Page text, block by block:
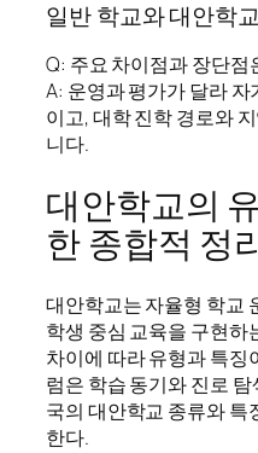
일반 학교와 대안학
Q: 주요 차이점과 장단점
A: 운영과 평가가 달라
이고, 대학 진학 경로와
니다.
대안학교의
한 종합적 정
대안학교는 자율형 학교
학생 중심 교육을 구현하
차이에 따라 유형과 특징
럼은 학습 동기와 진로
국의 대안학교 종류와 특
한다.